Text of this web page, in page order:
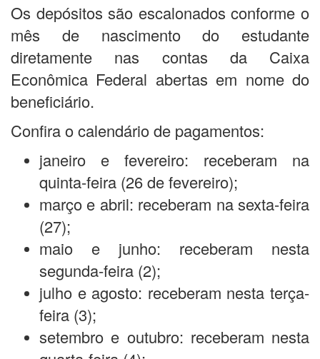
Os depósitos são escalonados conforme o
mês de nascimento do estudante
diretamente nas contas da Caixa
Econômica Federal abertas em nome do
beneficiário.
Confira o calendário de pagamentos:
janeiro e fevereiro: receberam na
quinta-feira (26 de fevereiro);
março e abril: receberam na sexta-feira
(27);
maio e junho: receberam nesta
segunda-feira (2);
julho e agosto: receberam nesta terça-
feira (3);
setembro e outubro: receberam nesta